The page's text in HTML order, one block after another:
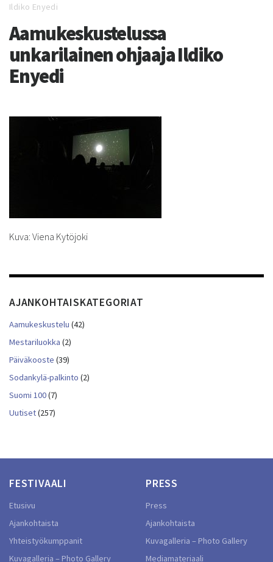
Ildiko Enyedi
Aamukeskustelussa
unkarilainen ohjaaja Ildiko
Enyedi
Kuva: Viena Kytöjoki
AJANKOHTAISKATEGORIAT
Aamukeskustelu (42)
Mestariluokka (2)
Päiväkooste (39)
Sodankylä-palkinto (2)
Suomi 100(7)
Uutiset(257)
FESTIVAALI
Etusivu
Ajankohtaista
Yhteistyökumppanit
Kuvagalleria – Photo Gallery
PRESS
Press
Ajankohtaista
Kuvagalleria – Photo Gallery
Mediamateriaali